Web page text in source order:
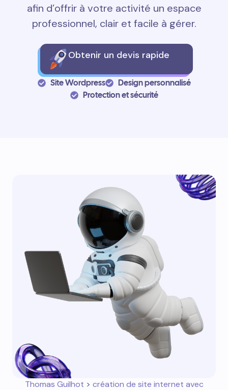
afin d’offrir à votre activité un espace
professionnel, clair et facile à gérer.
Obtenir un devis rapide
Site Wordpress
Design personnalisé
Protection et sécurité
Thomas Guilhot > création de site internet avec